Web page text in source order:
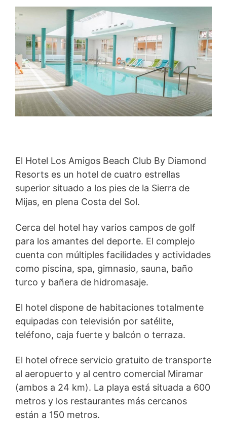
El Hotel Los Amigos Beach Club By Diamond
Resorts es un hotel de cuatro estrellas
superior situado a los pies de la Sierra de
Mijas, en plena Costa del Sol.
Cerca del hotel hay varios campos de golf
para los amantes del deporte. El complejo
cuenta con múltiples facilidades y actividades
como piscina, spa, gimnasio, sauna, baño
turco y bañera de hidromasaje.
El hotel dispone de habitaciones totalmente
equipadas con televisión por satélite,
teléfono, caja fuerte y balcón o terraza.
El hotel ofrece servicio gratuito de transporte
al aeropuerto y al centro comercial Miramar
(ambos a 24 km). La playa está situada a 600
metros y los restaurantes más cercanos
están a 150 metros.